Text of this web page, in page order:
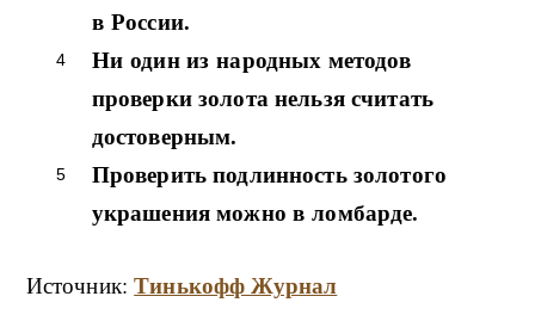
в России.
Ни один из народных методов
проверки золота нельзя считать
достоверным.
Проверить подлинность золотого
украшения можно в ломбарде.
Источник:Тинькофф Журнал